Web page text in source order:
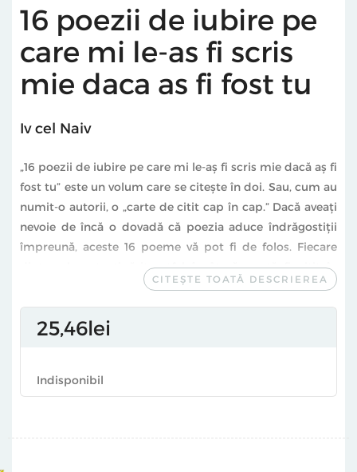
16 poezii de iubire pe
care mi le-as fi scris
mie daca as fi fost tu
Iv cel Naiv
„16 poezii de iubire pe care mi le-aş fi scris mie dacă aş fi
fost tu” este un volum care se citeşte în doi. Sau, cum au
numit-o autorii, o „carte de citit cap în cap.” Dacă aveaţi
nevoie de încă o dovadă că poezia aduce îndrăgostiţii
împreună, aceste 16 poeme vă pot fi de folos. Fiecare
dintre ele este tipărit astfel încât să poată fi citit în
acelaşi timp de o pereche de îndrăgostiţi.
Incluse în cel de-al patrulea volum semnat de Iv cel Naiv
momente numai ale voastre în aglomeraţia de la
CITEȘTE TOATĂ DESCRIEREA
2546lei
Indisponibil